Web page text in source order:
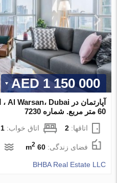
1 150 000 AED
60 متر مربع. شماره 7230
اتاقها:2 اتاق خواب:1
فضای زندگی:60 m
2
BHBA Real Estate LLC